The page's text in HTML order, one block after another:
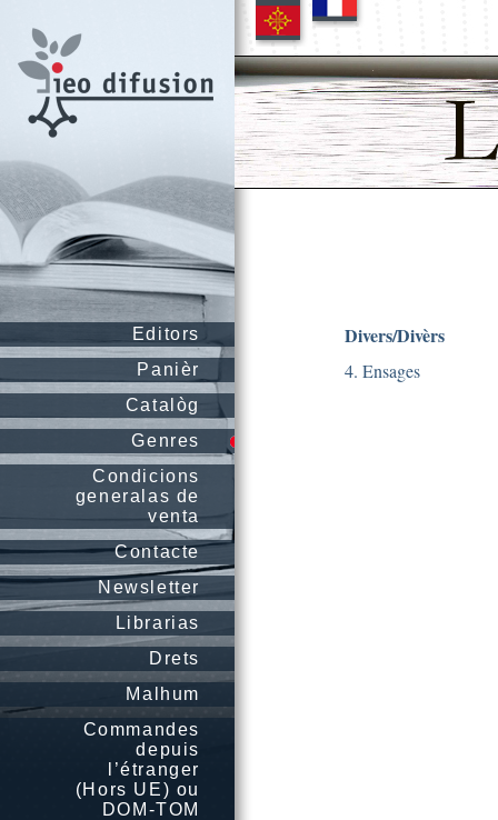
Editors
Panièr
Catalòg
Genres
Condicions
generalas de
venta
Contacte
Newsletter
Librarias
Drets
Malhum
Commandes
depuis
l’étranger
(Hors UE) ou
DOM-TOM
Divers/Divèrs
4. Ensages